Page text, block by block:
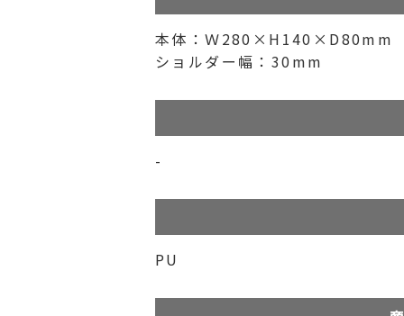
本体：Ｗ280×H140×D80mm
ショルダー幅：30mm
-
PU